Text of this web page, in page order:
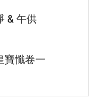
& 午供
寶懺卷一